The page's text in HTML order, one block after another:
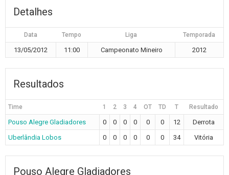
Detalhes
Data Tempo Liga Temporada
13/05/2012 11:00 Campeonato Mineiro 2012
Resultados
Time 1 2 3 4 OT TD T Resultado
Pouso Alegre Gladiadores 0 0 0 0 0 0 12
Derrota
Uberlândia Lobos
0 0 0 0 0 0 34 Vitória
Pouso Alegre Gladiadores